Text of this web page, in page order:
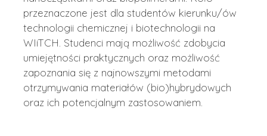
przeznaczone jest dla studentów kierunku/ów
technologii chemicznej i biotechnologii na
WIiTCH. Studenci mają możliwość zdobycia
umiejętności praktycznych oraz możliwość
zapoznania się z najnowszymi metodami
otrzymywania materiałów (bio)hybrydowych
oraz ich potencjalnym zastosowaniem.